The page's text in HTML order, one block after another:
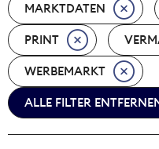
MARKTDATEN
PRINT
WERBEMARKT
ALLE FILTER